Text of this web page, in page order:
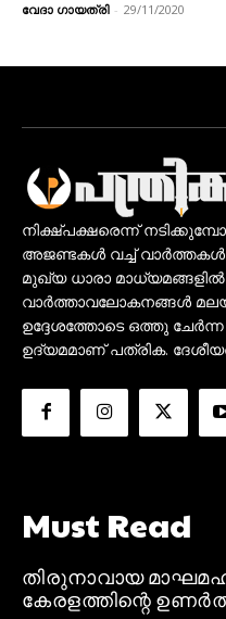
വേദാ ഗായത്രി - 29/11/2020
നിക്ഷ്പക്ഷരെന്ന്
അജണ്ടകൾ വച്ച്
മുഖ്യ ധാരാ
വാർത്താവലോകനങ്ങൾ
ഉദ്ദേശത്തോടെ ഒത്തു ചേർന്ന
ഉദ്യമമാണ് പത്രിക.
Must Read
തിരുനാവായ
കേരളത്തിന്റെ